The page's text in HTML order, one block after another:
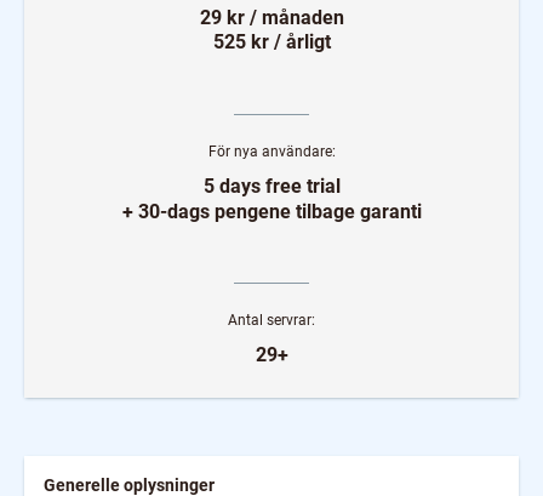
29 kr / månaden
525 kr / årligt
För nya användare:
5 days free trial
+ 30-dags pengene tilbage garanti
Antal servrar:
29+
Generelle oplysninger